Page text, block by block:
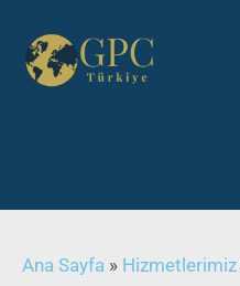
Ana Sayfa » Hizmetlerimiz